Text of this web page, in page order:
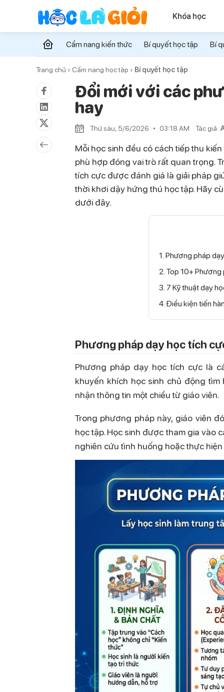
Khóa học
Cẩm nang kiến thức Bí quyết học tập Bí
Trang chủ › Cẩm nang học tập › Bí quyết học tập
Đổi mới với các
hay
Thứ sáu, 5/6/2026 03:18 AM Tác giả:
Mỗi học sinh đều có cách tiếp thu
phù hợp đóng vai trò rất quan trọng.
tích cực được đánh giá là giải pháp
thời khơi dậy hứng thú học tập. Hãy
dưới đây.
1. Phương pháp
2. Top 10+
3. 7 Kỹ thuật dạy
4. Điều kiện tiến
Phương pháp dạy học tích
Phương pháp dạy học tích cực là
khuyến khích học sinh chủ động
nhận thông tin một chiều từ giáo viên.
Trong phương pháp này, giáo viên
học tập. Học sinh được tham gia vào
nghiên cứu tình huống hoặc thực